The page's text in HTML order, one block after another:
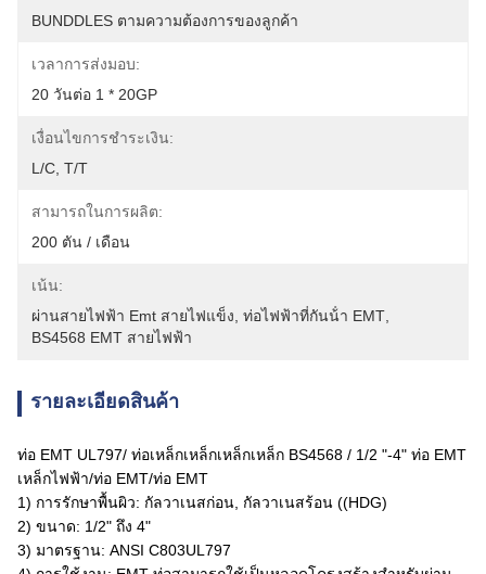
BUNDDLES ตามความต้องการของลูกค้า
เวลาการส่งมอบ:
20 วันต่อ 1 * 20GP
เงื่อนไขการชำระเงิน:
L/C, T/T
สามารถในการผลิต:
200 ตัน / เดือน
เน้น:
ผ่านสายไฟฟ้า Emt สายไฟแข็ง ท่อไฟฟ้าที่กันน้ํา EMT
BS4568 EMT สายไฟฟ้า
รายละเอียดสินค้า
ท่อ EMT UL797/ ท่อเหล็กเหล็กเหล็กเหล็ก BS4568 / 1/2 "-4" ท่อ EMT
เหล็กไฟฟ้า/ท่อ EMT/ท่อ EMT
1) การรักษาพื้นผิว: กัลวาเนสก่อน, กัลวาเนสร้อน ((HDG)
2) ขนาด: 1/2" ถึง 4"
3) มาตรฐาน: ANSI C803UL797